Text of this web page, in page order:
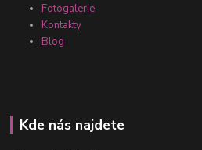
Fotogalerie
Kontakty
Blog
Kde nás najdete